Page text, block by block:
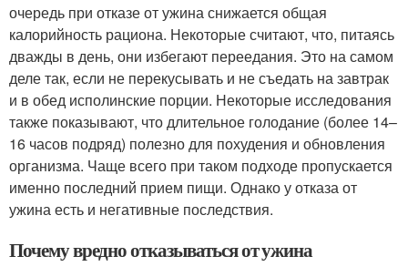
очередь при отказе от ужина снижается общая
калорийность рациона. Некоторые считают, что, питаясь
дважды в день, они избегают переедания. Это на самом
деле так, если не перекусывать и не съедать на завтрак
и в обед исполинские порции. Некоторые исследования
также показывают, что длительное голодание (более 14–
16 часов подряд) полезно для похудения и обновления
организма. Чаще всего при таком подходе пропускается
именно последний прием пищи. Однако у отказа от
ужина есть и негативные последствия.
Почему вредно отказываться от ужина